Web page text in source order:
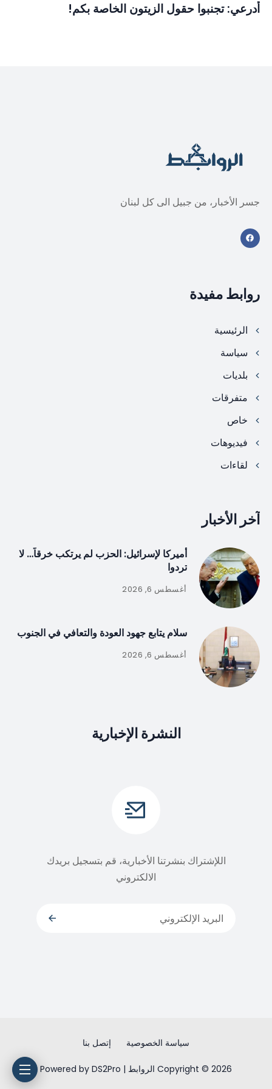
أدرعي: تجنبوا حقول الزيتون الخاصة بكم!
جسر الأخبار، من جبيل الى كل لبنان
روابط مفيدة
الرئيسية
سياسة
بلديات
متفرقات
خاص
فيديوهات
لقاءات
آخر الأخبار
أميركا لإسرائيل: الحزب لم يرتكب خرقاً… لا
تردوا
أغسطس 6, 2026
سلام يتابع جهود العودة والتعافي في الجنوب
أغسطس 6, 2026
النشرة الإخبارية
اللإشتراك بنشرتنا الأخبارية، قم بتسجيل بريدك
الالكتروني
سياسة الخصوصية إتصل بنا
Copyright © 2026 الروابط | Powered by DS2Pro